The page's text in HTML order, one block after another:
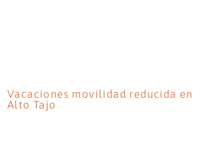
Vacaciones movilidad reducida en
Alto Tajo